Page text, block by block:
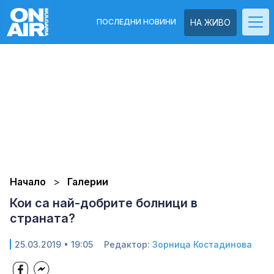
НА ЖИВО
ПОСЛЕДНИ НОВИНИ
Начало Галерии
Кои са най-добрите болници в
страната?
25.03.2019 • 19:05 Редактор: Зорница Костадинова